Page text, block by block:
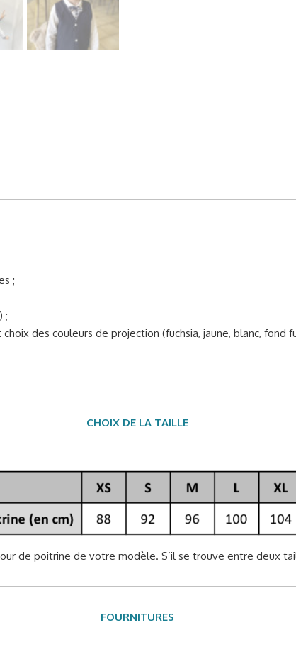
;
;
des couleurs de projection (fuchsia, jaune, blanc, fond
CHOIX DE LA TAILLE
de poitrine de votre modèle. S’il se trouve entre deux
FOURNITURES